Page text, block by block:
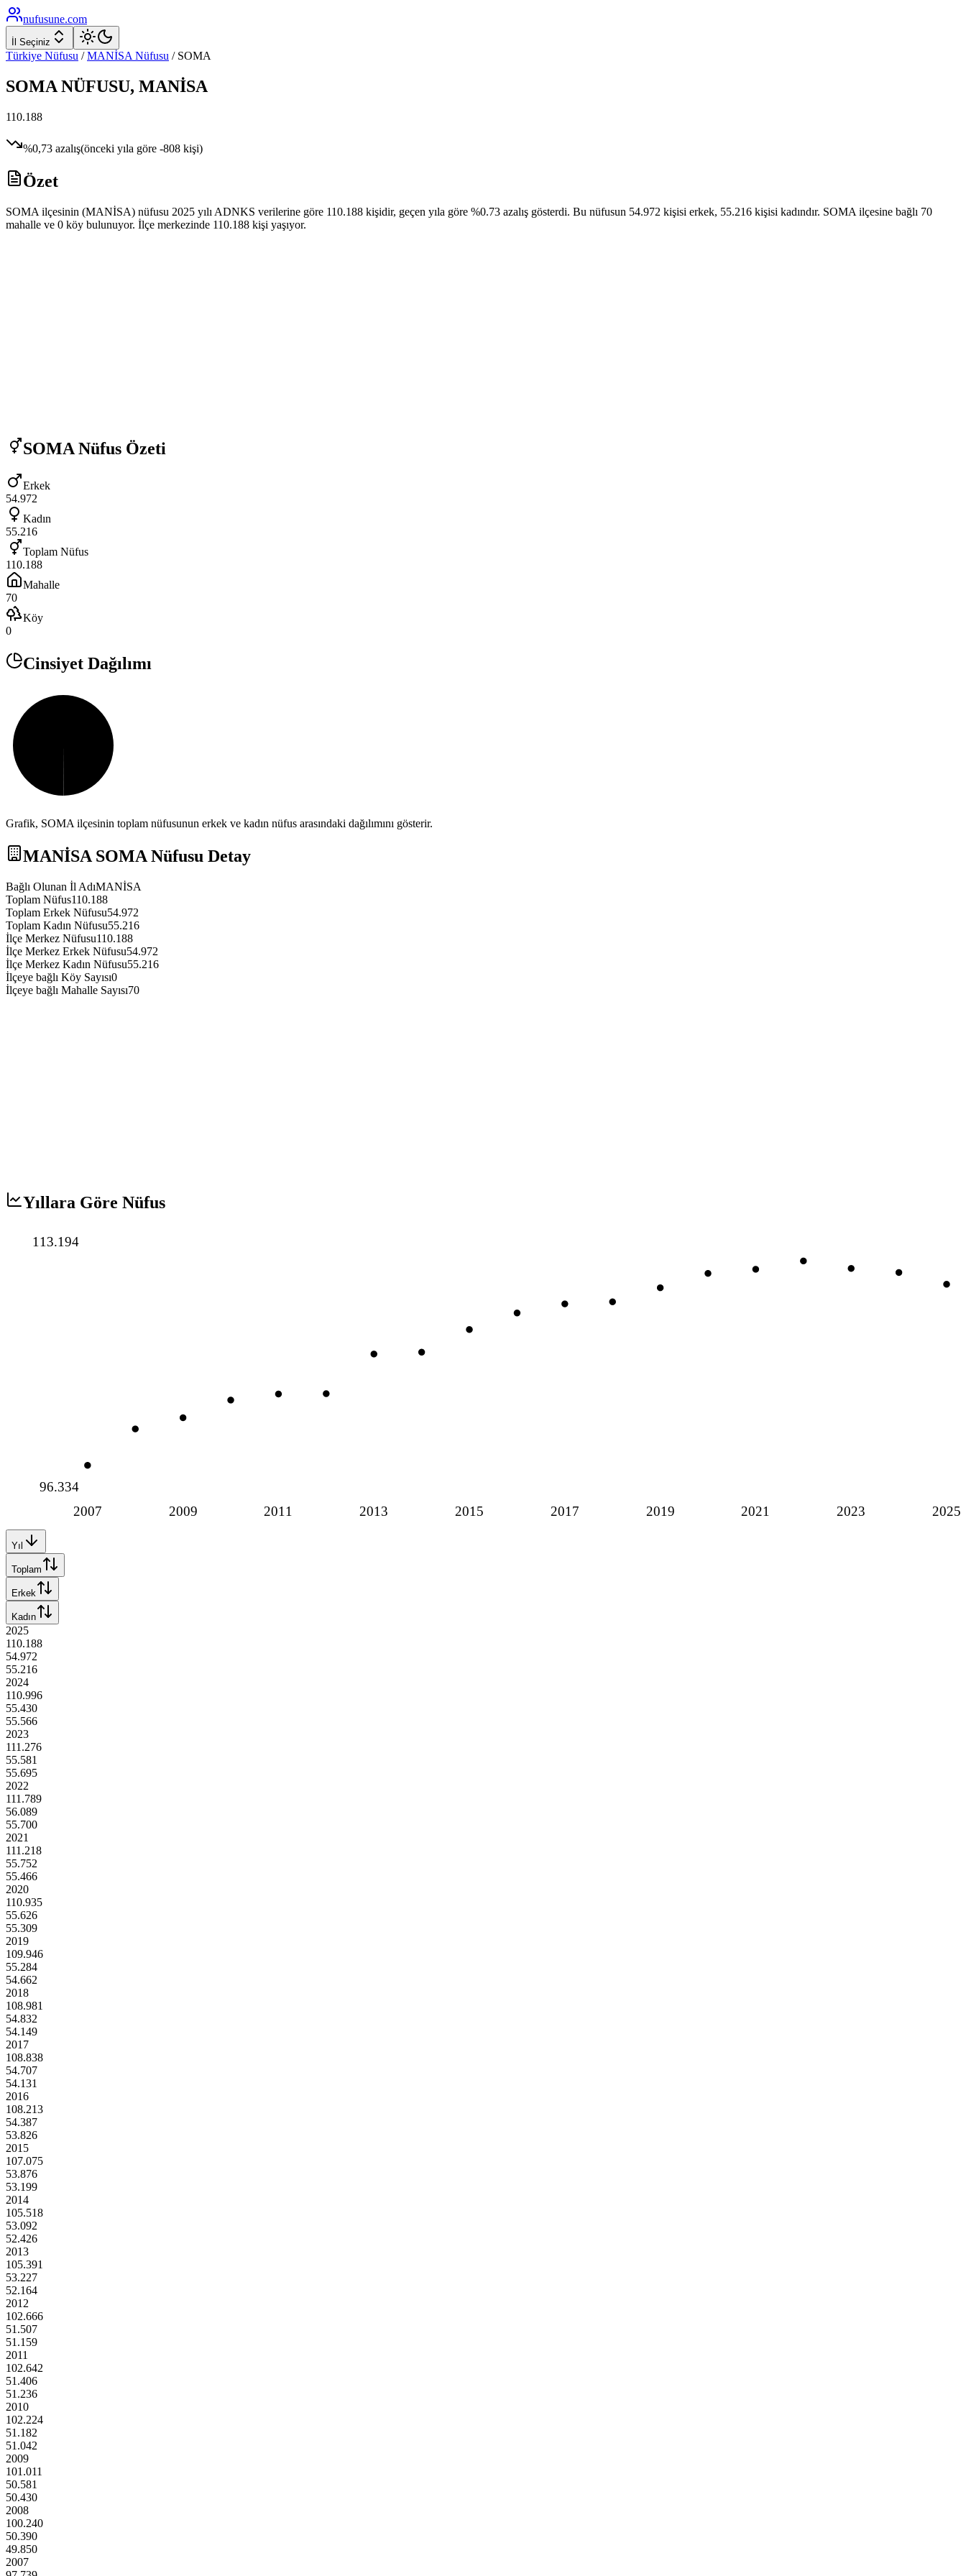
nufusune.com
İl Seçiniz
Türkiye Nüfusu / MANİSA Nüfusu / SOMA
SOMA NÜFUSU, MANİSA
110.188
%0,73 azalış(önceki yıla göre -808 kişi)
Özet
SOMA ilçesinin (MANİSA) nüfusu 2025 yılı ADNKS verilerine göre 110.188 kişidir, geçen yıla göre %0.73 azalış gösterdi. Bu nüfusun 54.972 kişisi erkek, 55.216 kişisi kadındır. SOMA ilçesine bağlı 70
mahalle ve 0 köy bulunuyor. İlçe merkezinde 110.188 kişi yaşıyor.
SOMA Nüfus Özeti
Erkek
54.972
Kadın
55.216
Toplam Nüfus
110.188
Mahalle
70
Köy
0
Cinsiyet Dağılımı
Grafik, SOMA ilçesinin toplam nüfusunun erkek ve kadın nüfus arasındaki dağılımını gösterir.
MANİSA SOMA Nüfusu Detay
Bağlı Olunan İl AdıMANİSA
Toplam Nüfus110.188
Toplam Erkek Nüfusu54.972
Toplam Kadın Nüfusu55.216
İlçe Merkez Nüfusu110.188
İlçe Merkez Erkek Nüfusu54.972
İlçe Merkez Kadın Nüfusu55.216
İlçeye bağlı Köy Sayısı0
İlçeye bağlı Mahalle Sayısı70
Yıllara Göre Nüfus
2007 2009 2011 2013 2015 2017 2019 2021 2023 2025
113.194
96.334
Yıl
Toplam
Erkek
Kadın
2025
110.188
54.972
55.216
2024
110.996
55.430
55.566
2023
111.276
55.581
55.695
2022
111.789
56.089
55.700
2021
111.218
55.752
55.466
2020
110.935
55.626
55.309
2019
109.946
55.284
54.662
2018
108.981
54.832
54.149
2017
108.838
54.707
54.131
2016
108.213
54.387
53.826
2015
107.075
53.876
53.199
2014
105.518
53.092
52.426
2013
105.391
53.227
52.164
2012
102.666
51.507
51.159
2011
102.642
51.406
51.236
2010
102.224
51.182
51.042
2009
101.011
50.581
50.430
2008
100.240
50.390
49.850
2007